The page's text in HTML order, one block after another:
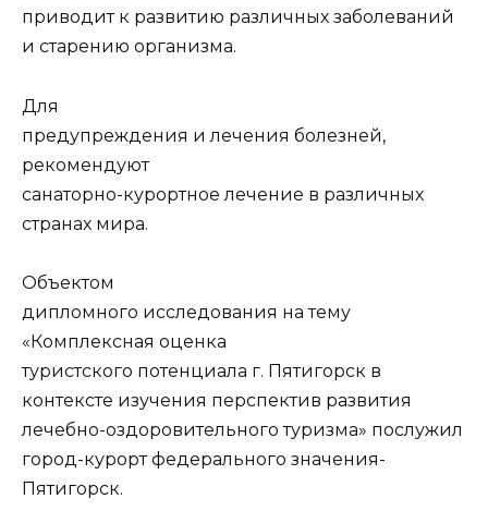
приводит к развитию различных заболеваний
и старению организма.
Для
предупреждения и лечения болезней,
рекомендуют
санаторно-курортное лечение в различных
странах мира.
Объектом
дипломного исследования на тему
«Комплексная оценка
туристского потенциала г. Пятигорск в
контексте изучения перспектив развития
лечебно-оздоровительного туризма» послужил
город-курорт федерального значения-
Пятигорск.